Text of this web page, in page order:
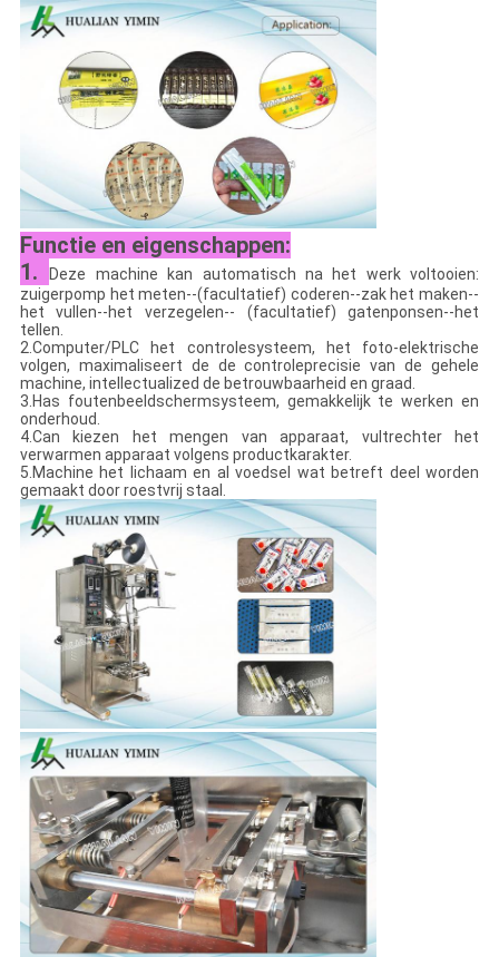
Functie en eigenschappen:
1.Deze machine kan automatisch na het werk voltooien:
zuigerpomp het meten--(facultatief) coderen--zak het maken--
het vullen--het verzegelen-- (facultatief) gatenponsen--het
tellen.
2.Computer/PLC het controlesysteem, het foto-elektrische
volgen, maximaliseert de de controleprecisie van de gehele
machine, intellectualized de betrouwbaarheid en graad.
3.Has foutenbeeldschermsysteem, gemakkelijk te werken en
onderhoud.
4.Can kiezen het mengen van apparaat, vultrechter het
verwarmen apparaat volgens productkarakter.
5.Machine het lichaam en al voedsel wat betreft deel worden
gemaakt door roestvrij staal.